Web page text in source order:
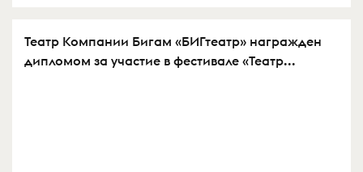
Театр Компании Бигам «БИГтеатр» награжден
дипломом за участие в фестивале «Театр...